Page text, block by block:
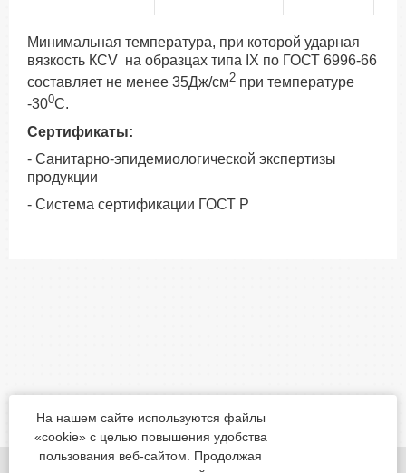
Минимальная температура, при которой ударная
вязкость КСV на образцах типа IX по ГОСТ 6996-66
составляет не менее 35Дж/см2 при температуре
-300С.
Сертификаты:
- Санитарно-эпидемиологической экспертизы
продукции
- Система сертификации ГОСТ Р
На нашем сайте используются файлы
«cookie» с целью повышения удобства
пользования веб-сайтом. Продолжая